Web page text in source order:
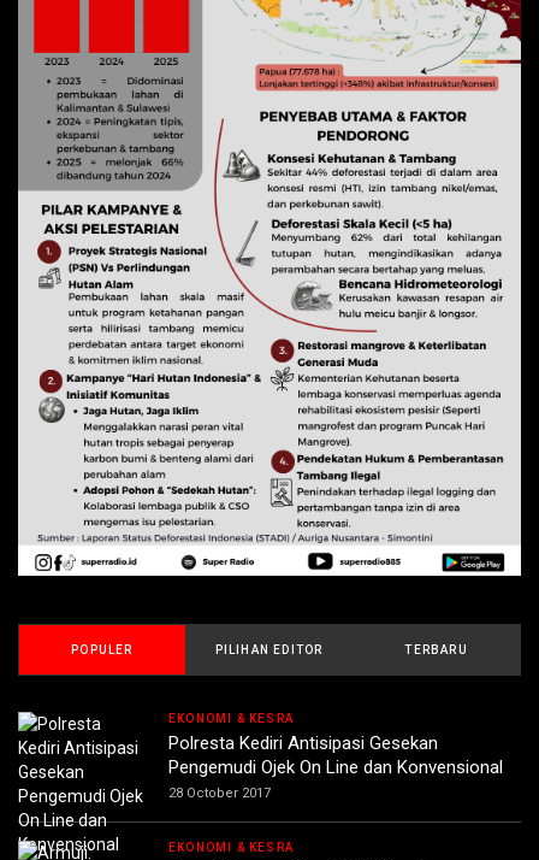
POPULER PILIHAN EDITOR TERBARU
EKONOMI & KESRA
Polresta Kediri Antisipasi Gesekan
Pengemudi Ojek On Line dan Konvensional
28 October 2017
EKONOMI & KESRA